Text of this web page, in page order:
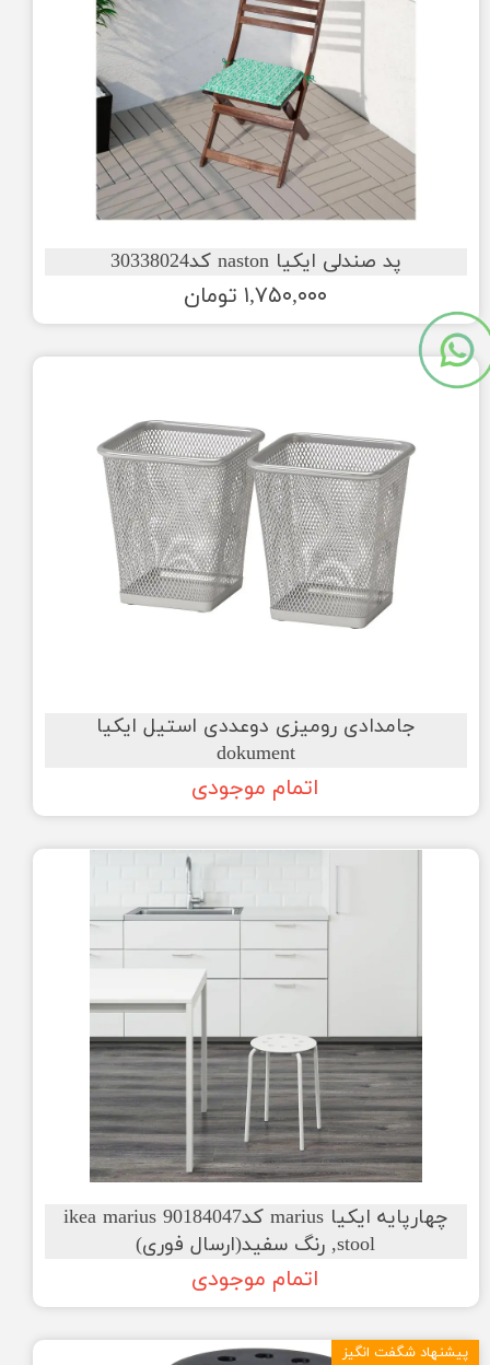
پد صندلی ایکیا naston کد30338024
۱,۷۵۰,۰۰۰ تومان
جامدادی رومیزی دوعددی استیل ایکیا
dokument
اتمام موجودی
چهارپایه ایکیا marius کد90184047 ikea marius
stool, رنگ سفید(ارسال فوری)
اتمام موجودی
پیشنهاد شگفت انگیز